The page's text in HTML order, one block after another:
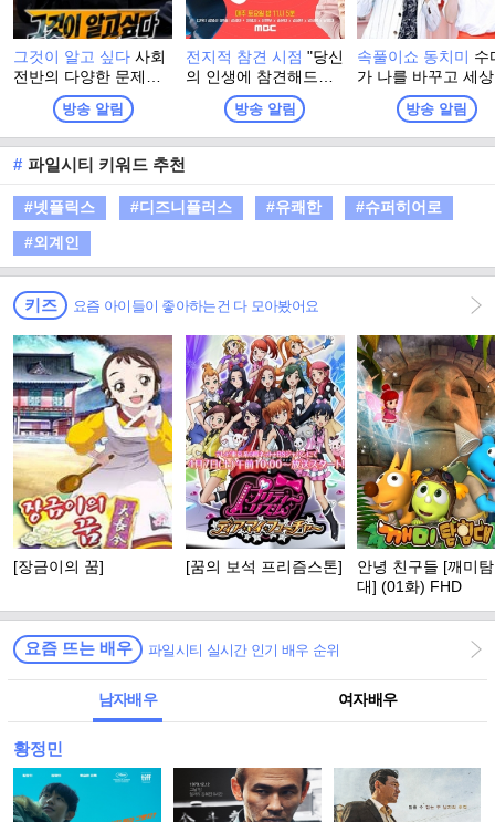
그것이 알고 싶다사회
전반의 다양한 문제점
들을 들여다보는 SBS
의 대표적인 시사고발
프로그램
방송 알림
전지적 참견 시점 "당신
의 인생에 참견해드립
니다!" 매니저들의 거침
없는 제보로 공개되는
스타들의 리얼 일상! 그
콜한 참견!
방송 알림
속풀이쇼 동치미 수
가 나를 바꾸고 세
바꾼다! 살면서 어
든 누구나 마주치는
터지는 일들! 나만
단! 말발은 100단!
는 친구, 때로는 언
에 살얼음 동동 띄
원한 동치미를 선사
방송 알림
# 파일시티 키워드 추천
#넷플릭스 #디즈니플러스 #유쾌한
#슈퍼히어로
#외계인
키즈 요즘 아이들이 좋아하는건 다 모아봤어요
[장금이의 꿈] [꿈의 보석 프리즘스톤]
안녕 친구들 [깨미
대] (01화) FHD
요즘 뜨는 배우 파일시티 실시간 인기 배우 순위
남자배우 여자배우
황정민